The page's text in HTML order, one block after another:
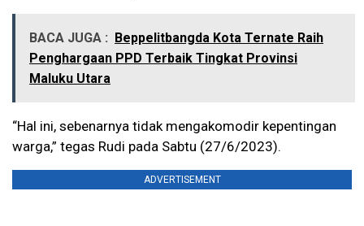
BACA JUGA :
Beppelitbangda Kota Ternate Raih
Penghargaan PPD Terbaik Tingkat Provinsi
Maluku Utara
“Hal ini, sebenarnya tidak mengakomodir kepentingan
warga,” tegas Rudi pada Sabtu (27/6/2023).
ADVERTISEMENT